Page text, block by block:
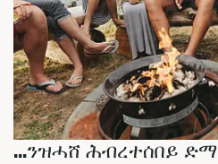
...ንዝሓሸ ሕብረተሰበይ ድማ